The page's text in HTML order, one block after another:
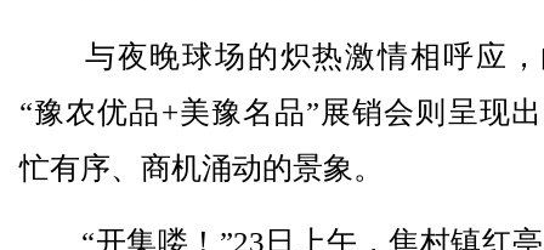
与夜晚球场的炽热激情相呼应，
“豫农优品+美豫名品”展销会则呈现
忙有序、商机涌动的景象。
“开集喽！”23日上午，焦村镇红